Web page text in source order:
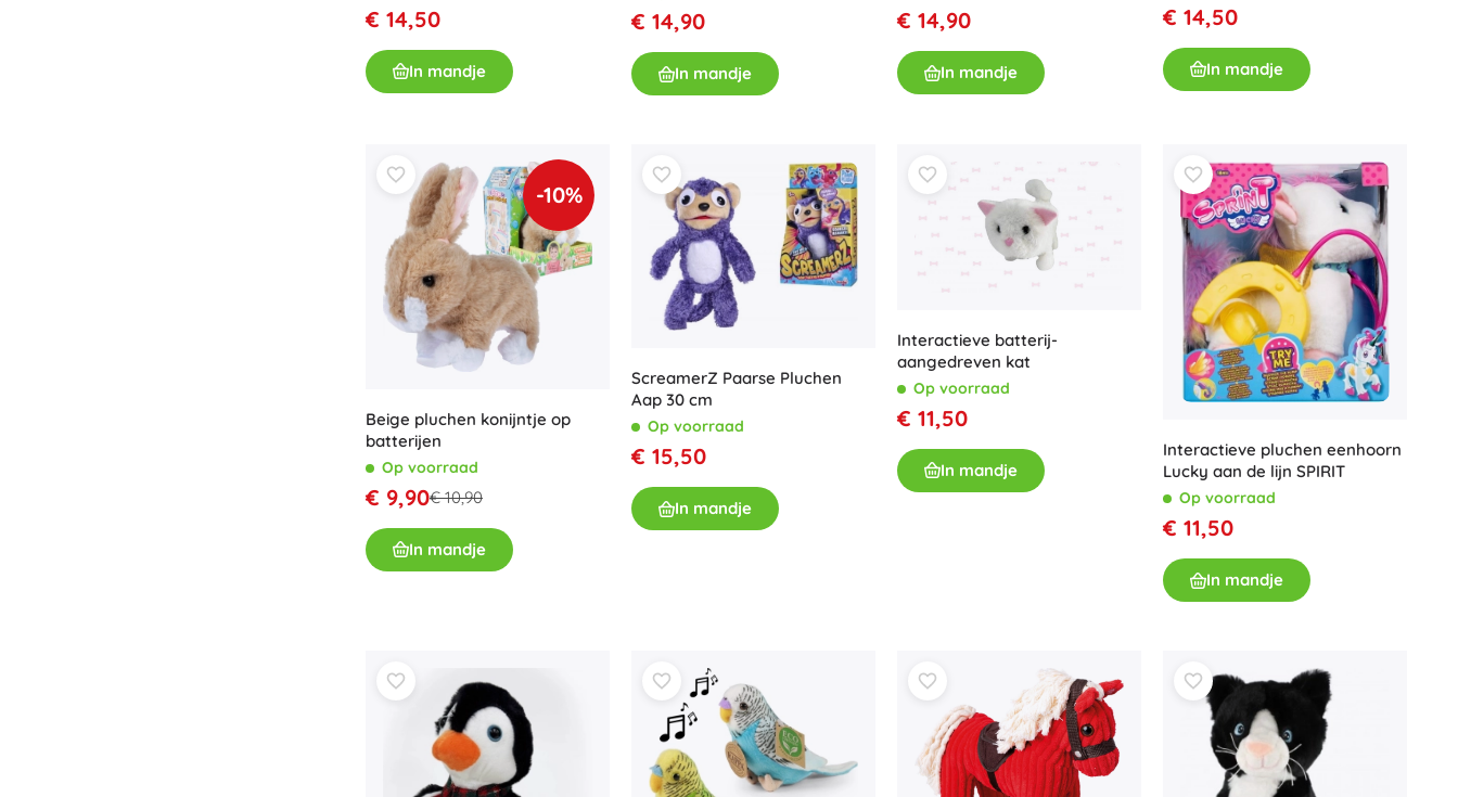
Accessoires
Vervangende onderdelen
Sieraden
Handtasjes
Winkelinrichting
€ 14,50
In mandje
€ 14,90
In mandje
€ 14,90
In mandje
€ 14,50
In mandje
-10%
Beige pluchen konijntje op
batterijen
Op voorraad
€ 9,90€ 10,90
In mandje
ScreamerZ Paarse Pluchen
Aap 30 cm
Op voorraad
€ 15,50
In mandje
Interactieve batterij-
aangedreven kat
Op voorraad
€ 11,50
In mandje
Interactieve pluchen eenhoorn
Lucky aan de lijn SPIRIT
Op voorraad
€ 11,50
In mandje